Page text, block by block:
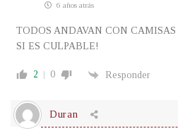
6 años atrás
TODOS ANDAVAN CON
SI ES CULPABLE!
2 0 Responder
Duran